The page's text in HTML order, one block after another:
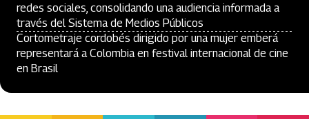
redes sociales, consolidando una audiencia informada a
través del Sistema de Medios Públicos
Cortometraje cordobés dirigido por una mujer emberá
representará a Colombia en festival internacional de cine
en Brasil